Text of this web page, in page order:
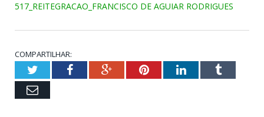
517_REITEGRACAO_FRANCISCO DE AGUIAR RODRIGUES
COMPARTILHAR:
TwitterFacebookGoogle+PinterestLinkedInTumblr
Email